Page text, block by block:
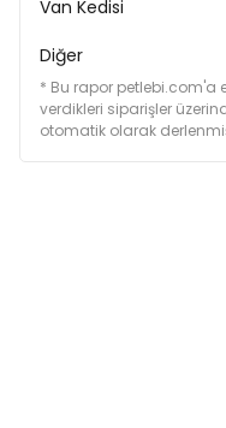
Ham Kül %8
Besin Katkı
Vitamin A 18000
Vitamin D3 1500
Vitamin E 200
Van Kedisi
Diğer
* Bu rapor petlebi.com'a
verdikleri siparişler
otomatik olarak